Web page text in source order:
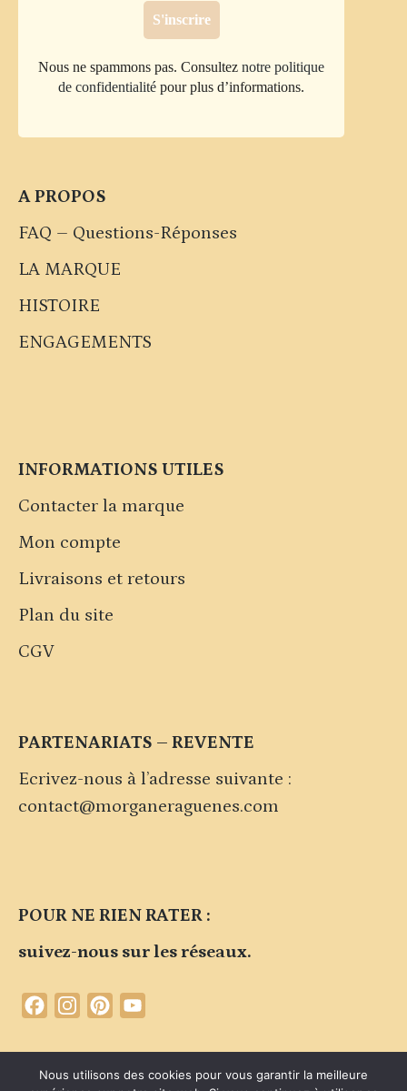
Nous ne spammons pas. Consulteznotre politique
de confidentialité pour plus d’informations.
A PROPOS
FAQ – Questions-Réponses
LA MARQUE
HISTOIRE
ENGAGEMENTS
INFORMATIONS UTILES
Contacter la marque
Mon compte
Livraisons et retours
Plan du site
CGV
PARTENARIATS – REVENTE
Ecrivez-nous à l’adresse suivante :
contact@morganeraguenes.com
POUR NE RIEN RATER :
suivez-nous sur les réseaux.
FacebookInstagramPinterest
Nous utilisons des cookies pour vous garantir la meilleure